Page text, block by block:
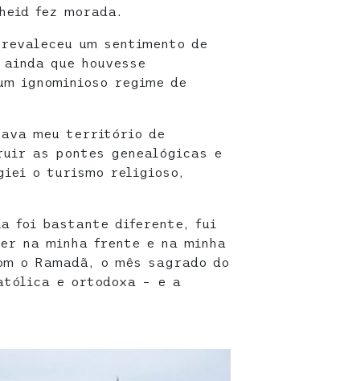
fez morada.
um sentimento de
que houvesse
ignominioso regime de
meu território de
as pontes genealógicas e
o turismo religioso,
foi bastante diferente, fui
na minha frente e na minha
o Ramadã, o mês sagrado do
e ortodoxa – e a